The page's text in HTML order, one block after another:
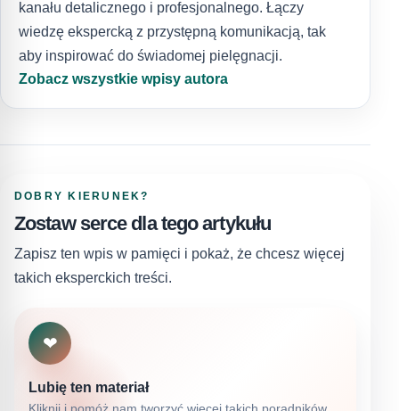
kanału detalicznego i profesjonalnego. Łączy
wiedzę ekspercką z przystępną komunikacją, tak
aby inspirować do świadomej pielęgnacji.
Zobacz wszystkie wpisy autora
DOBRY KIERUNEK?
Zostaw serce dla tego artykułu
Zapisz ten wpis w pamięci i pokaż, że chcesz więcej
takich eksperckich treści.
❤
Lubię ten materiał